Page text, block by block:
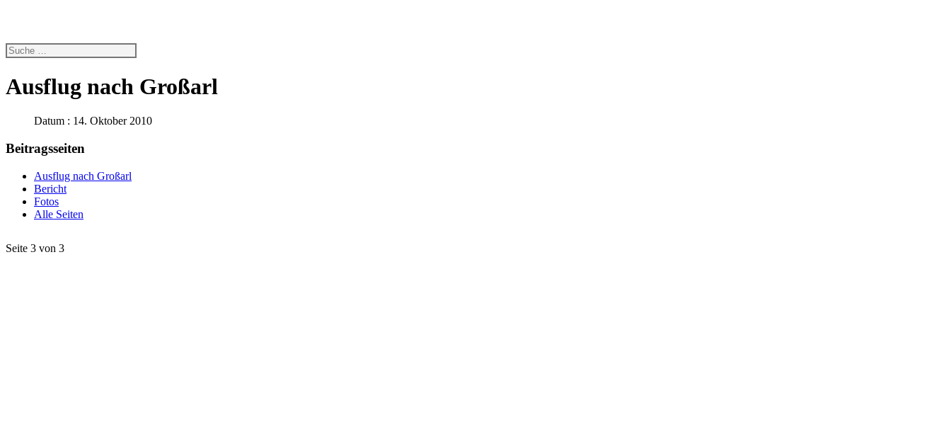
Ausflug nach Großarl
Datum : 14. Oktober 2010
Beitragsseiten
Ausflug nach Großarl
Bericht
Fotos
Alle Seiten
Seite 3 von 3